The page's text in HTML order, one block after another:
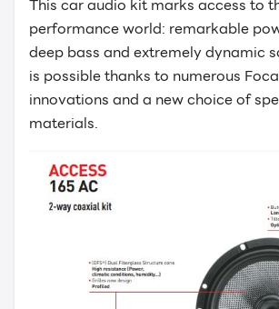
Search
This car audio kit marks access to
performance world: remarkable
deep bass and extremely dynamic
is possible thanks to numerous
innovations and a new choice of
materials.